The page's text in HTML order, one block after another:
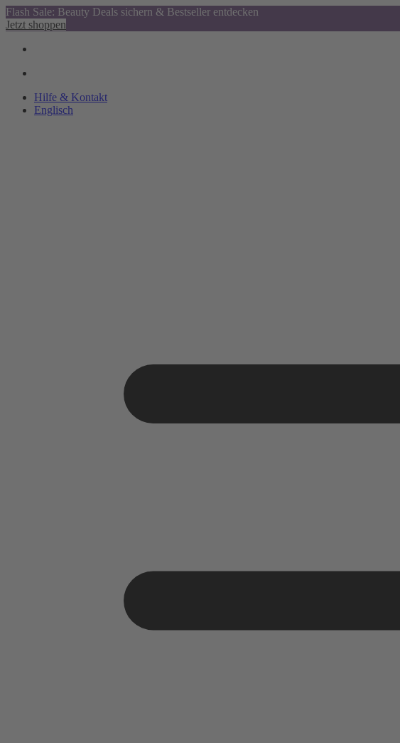
Flash Sale: Beauty Deals sichern & Bestseller entdecken
Jetzt shoppen
Hilfe & Kontakt
Englisch